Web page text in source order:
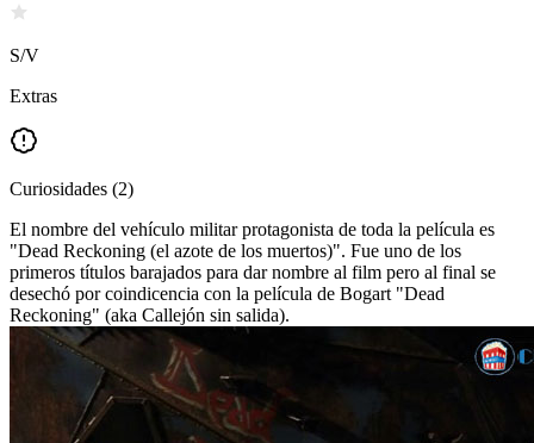
S/V
Extras
Curiosidades (2)
El nombre del vehículo militar protagonista de toda la película es
"Dead Reckoning (el azote de los muertos)". Fue uno de los
primeros títulos barajados para dar nombre al film pero al final se
desechó por coindicencia con la película de Bogart "Dead
Reckoning" (aka Callejón sin salida).